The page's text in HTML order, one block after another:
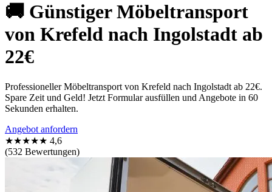
🚚 Günstiger Möbeltransport
von Krefeld nach Ingolstadt ab
22€
Professioneller Möbeltransport von Krefeld nach Ingolstadt ab 22€.
Spare Zeit und Geld! Jetzt Formular ausfüllen und Angebote in 60
Sekunden erhalten.
Angebot anfordern
★★★★★ 4,6
(532 Bewertungen)